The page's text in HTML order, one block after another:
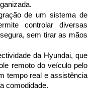
de um sistema de
controlar diversas
sem tirar as mãos
da Hyundai, que
remoto do veículo pelo
tempo real e assistência
comodidade.